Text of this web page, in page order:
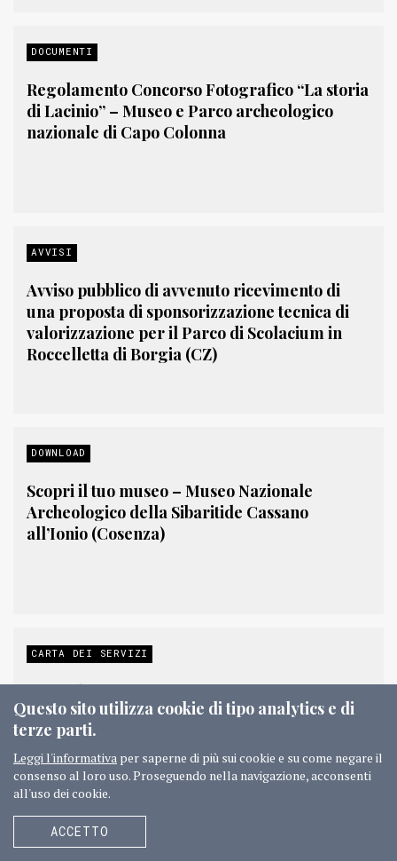
DOCUMENTI
Regolamento Concorso Fotografico “La storia
di Lacinio” – Museo e Parco archeologico
nazionale di Capo Colonna
AVVISI
Avviso pubblico di avvenuto ricevimento di
una proposta di sponsorizzazione tecnica di
valorizzazione per il Parco di Scolacium in
Roccelletta di Borgia (CZ)
DOWNLOAD
Scopri il tuo museo – Museo Nazionale
Archeologico della Sibaritide Cassano
all’Ionio (Cosenza)
CARTA DEI SERVIZI
Carta dei servizi – Museo e Parco
archeologico “Archeoderi” – Bova Marina
Questo sito utilizza cookie di tipo analytics e di
terze parti.
Leggi l'informativa per saperne di più sui cookie e su come negare il
consenso al loro uso. Proseguendo nella navigazione, acconsenti
all'uso dei cookie.
ACCETTO